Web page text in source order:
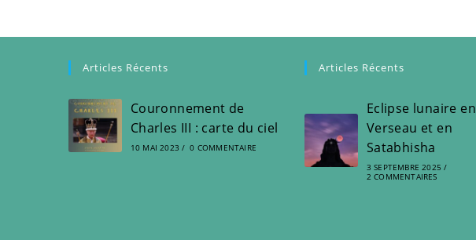
Articles Récents
Couronnement de
Charles III : carte du ciel
10 MAI 2023 / 0 COMMENTAIRE
Articles Récents
Eclipse lunaire en
Verseau et en
Satabhisha
3 SEPTEMBRE 2025 /
2 COMMENTAIRES